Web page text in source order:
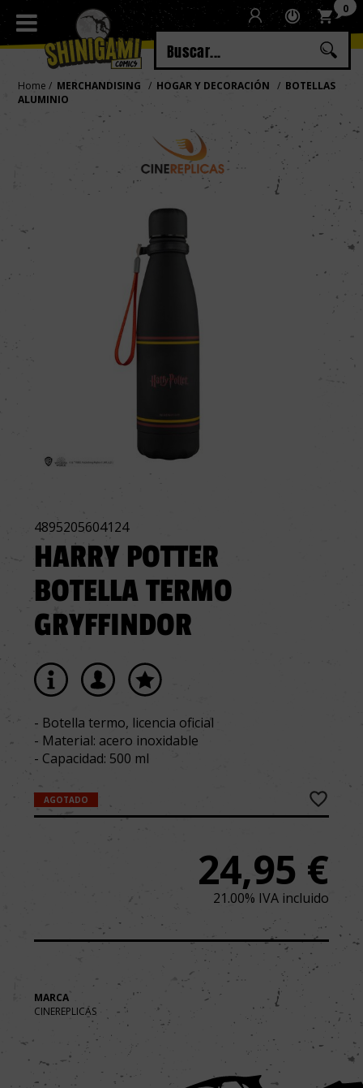
Regístrate
Iniciar sesión 0
Home MERCHANDISING HOGAR Y DECORACIÓN
BOTELLAS
ALUMINIO
4895205604124
HARRY POTTER
BOTELLA TERMO
GRYFFINDOR
- Botella termo, licencia oficial
- Material: acero inoxidable
- Capacidad: 500 ml
AGOTADO
24,95 €
21.00% IVA incluido
MARCA
CINEREPLICAS